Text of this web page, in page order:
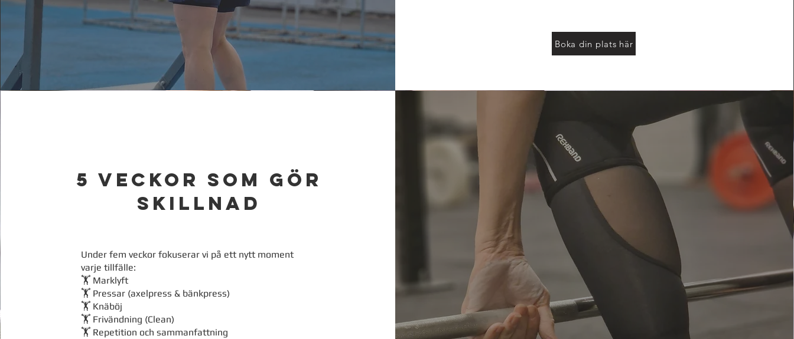
Boka din plats här
5 veckor som gör
skillnad
Under fem veckor fokuserar vi på ett nytt moment
varje tillfälle:
🏋️ Marklyft
🏋️ Pressar (axelpress & bänkpress)
🏋️ Knäböj
🏋️ Frivändning (Clean)
🏋️ Repetition och sammanfattning